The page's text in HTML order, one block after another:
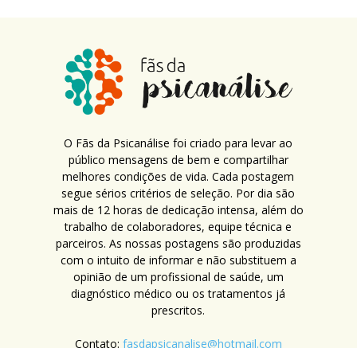
O Fãs da Psicanálise foi criado para levar ao
público mensagens de bem e compartilhar
melhores condições de vida. Cada postagem
segue sérios critérios de seleção. Por dia são
mais de 12 horas de dedicação intensa, além do
trabalho de colaboradores, equipe técnica e
parceiros. As nossas postagens são produzidas
com o intuito de informar e não substituem a
opinião de um profissional de saúde, um
diagnóstico médico ou os tratamentos já
prescritos.
Contato: fasdapsicanalise@hotmail.com